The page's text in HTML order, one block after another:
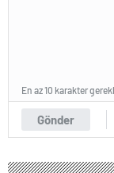
Gönder
En az 10 karakter